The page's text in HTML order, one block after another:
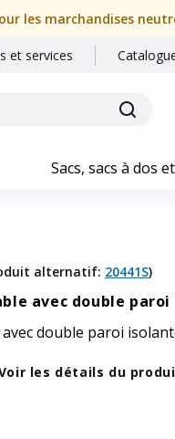
les marchandises
et services
Sacs, sacs à dos
alternatif: 20441S)
avec double
double paroi
les détails du